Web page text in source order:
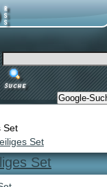
Set
Set
Set
Google-